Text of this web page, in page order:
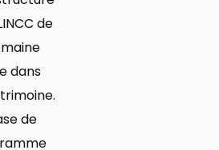
de
dans
de